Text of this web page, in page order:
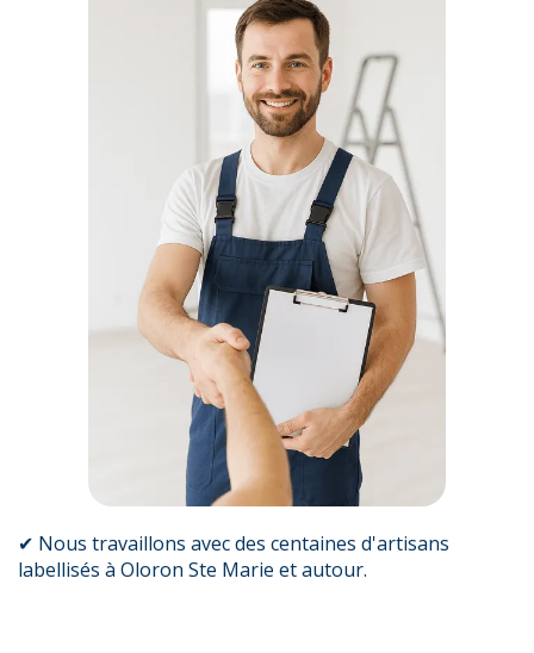
✔ Nous travaillons avec des centaines d'artisans
labellisés à Oloron Ste Marie et autour.